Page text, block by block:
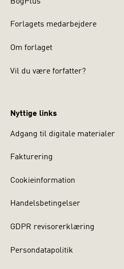
Forlagets medarbejdere
Om forlaget
Vil du være forfatter?
Nyttige links
Adgang til digitale materialer
Fakturering
Cookieinformation
Handelsbetingelser
GDPR revisorerklæring
Persondatapolitik